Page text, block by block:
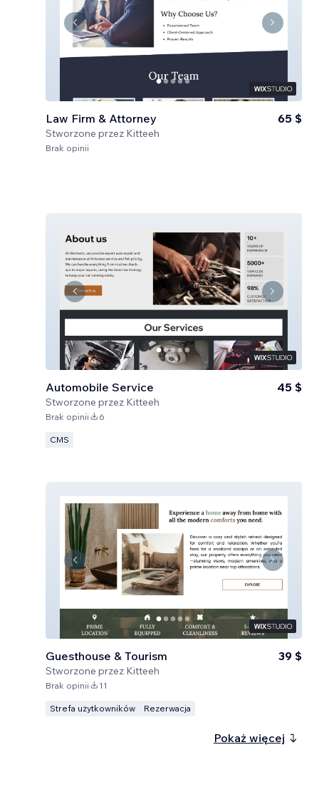
Law Firm & Attorney
Stworzone przez Kitteeh
65 $
Brak opinii
Automobile Service
Stworzone przez Kitteeh
45 $
Brak opinii 6
CMS
Guesthouse & Tourism
Stworzone przez Kitteeh
39 $
Brak opinii 11
Strefa użytkowników Rezerwacja
Pokaż więcej